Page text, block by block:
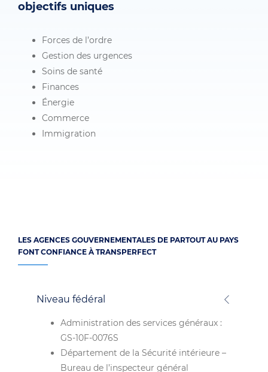
objectifs uniques
Forces de l’ordre
Gestion des urgences
Soins de santé
Finances
Énergie
Commerce
Immigration
LES AGENCES GOUVERNEMENTALES DE PARTOUT AU PAYS
FONT CONFIANCE À TRANSPERFECT
Niveau fédéral
Administration des services généraux :
GS-10F-0076S
Département de la Sécurité intérieure –
Bureau de l’inspecteur général